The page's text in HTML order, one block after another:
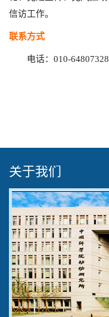
信访工作。
联系方式
电话：010-64807328
关于我们